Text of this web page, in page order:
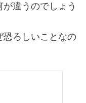
違うのでしょう
恐ろしいことなの